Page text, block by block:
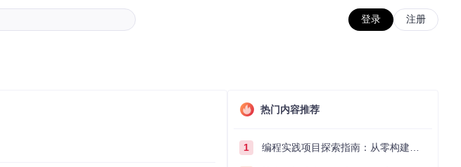
登录 注册
热门内容推荐
1 编程实践项目探索指南：从零构建技术能力体系